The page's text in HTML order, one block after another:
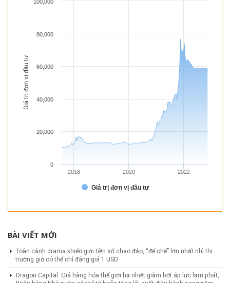
Giá trị đơn vị đầu tư
Giá trị đơn vị đầu tư
2018 2020 2022
0
20,000
40,000
60,000
80,000
100,000
BÀI VIẾT MỚI
Toàn cảnh drama khiến giới tiền số chao đảo, “đế chế” lớn nhất nhì thị
trường giờ có thể chỉ đáng giá 1 USD
Dragon Capital: Giá hàng hóa thế giới hạ nhiệt giảm bớt áp lực lạm phát,